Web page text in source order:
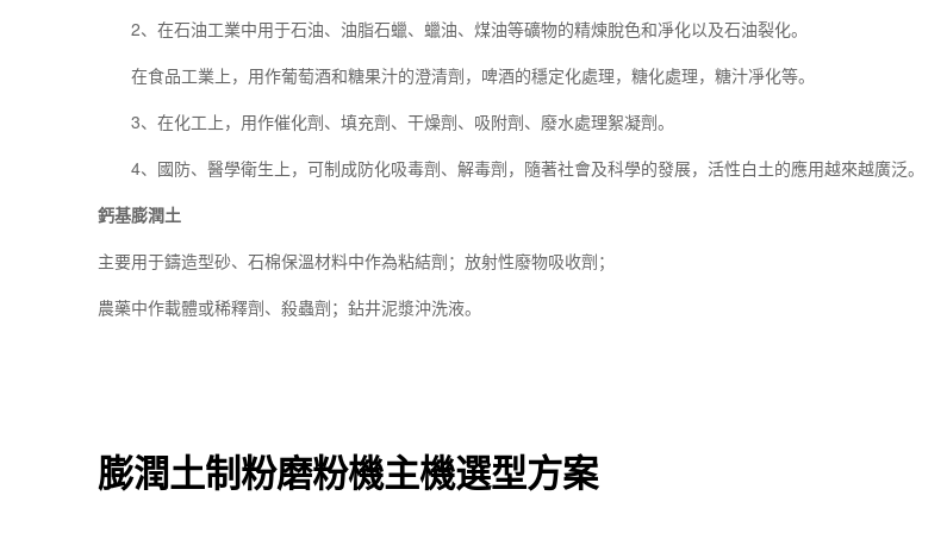
2、在石油工業中用于石油、油脂石蠟、蠟油、煤油等礦物的精煉脫色和凈化以及石油裂化。
在食品工業上，用作葡萄酒和糖果汁的澄清劑，啤酒的穩定化處理，糖化處理，糖汁凈化等。
3、在化工上，用作催化劑、填充劑、干燥劑、吸附劑、廢水處理絮凝劑。
4、國防、醫學衛生上，可制成防化吸毒劑、解毒劑，隨著社會及科學的發展，活性白土的應用越來越廣泛。
鈣基膨潤土
主要用于鑄造型砂、石棉保溫材料中作為粘結劑；放射性廢物吸收劑；
農藥中作載體或稀釋劑、殺蟲劑；鉆井泥漿沖洗液。
膨潤土制粉磨粉機主機選型方案